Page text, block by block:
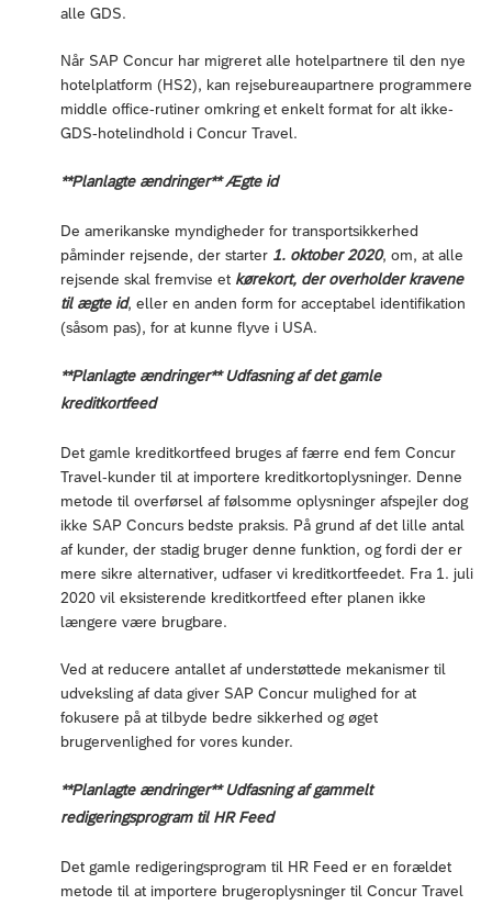
alle GDS.
Når SAP Concur har migreret alle hotelpartnere til den nye
hotelplatform (HS2), kan rejsebureaupartnere programmere
middle office-rutiner omkring et enkelt format for alt ikke-
GDS-hotelindhold i Concur Travel.
**Planlagte ændringer** Ægte id
De amerikanske myndigheder for transportsikkerhed
påminder rejsende, der starter 1. oktober 2020, om, at alle
rejsende skal fremvise et kørekort, der overholder kravene
til ægte id, eller en anden form for acceptabel identifikation
(såsom pas), for at kunne flyve i USA.
**Planlagte ændringer** Udfasning af det gamle
kreditkortfeed
Det gamle kreditkortfeed bruges af færre end fem Concur
Travel-kunder til at importere kreditkortoplysninger. Denne
metode til overførsel af følsomme oplysninger afspejler dog
ikke SAP Concurs bedste praksis. På grund af det lille antal
af kunder, der stadig bruger denne funktion, og fordi der er
mere sikre alternativer, udfaser vi kreditkortfeedet. Fra 1. juli
2020 vil eksisterende kreditkortfeed efter planen ikke
længere være brugbare.
Ved at reducere antallet af understøttede mekanismer til
udveksling af data giver SAP Concur mulighed for at
fokusere på at tilbyde bedre sikkerhed og øget
brugervenlighed for vores kunder.
**Planlagte ændringer** Udfasning af gammelt
redigeringsprogram til HR Feed
Det gamle redigeringsprogram til HR Feed er en forældet
metode til at importere brugeroplysninger til Concur Travel